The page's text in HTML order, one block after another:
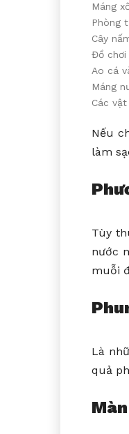
Máng
Phòng
Cây
Đồ chơi
Ao cá
Máng
Các
Nếu
làm
Tùy
nước
muỗi
Là
quả